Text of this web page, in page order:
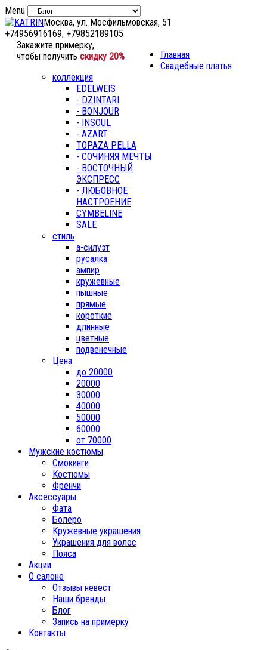
Menu
Москва, ул. Мосфильмовская, 51
+74956916169, +79852189105
Закажите примерку,
чтобы получить скидку 20%
Главная
Свадебные платья
коллекция
EDELWEIS
- DZINTARI
- BONJOUR
- INSOUL
- AZART
TOPAZA PELLA
- СОЧИНЯЯ МЕЧТЫ
- ВОСТОЧНЫЙ
ЭКСПРЕСС
- ЛЮБОВНОЕ
НАСТРОЕНИЕ
CYMBELINE
SALE
стиль
а-силуэт
русалка
ампир
кружевные
пышные
прямые
короткие
длинные
цветные
подвенечные
Цена
до 20000
20000
30000
40000
50000
60000
от 70000
Мужские костюмы
Смокинги
Костюмы
Френчи
Аксессуары
Фата
Болеро
Кружевные украшения
Украшения для волос
Пояса
Акции
О салоне
Отзывы невест
Наши бренды
Блог
Запись на примерку
Контакты